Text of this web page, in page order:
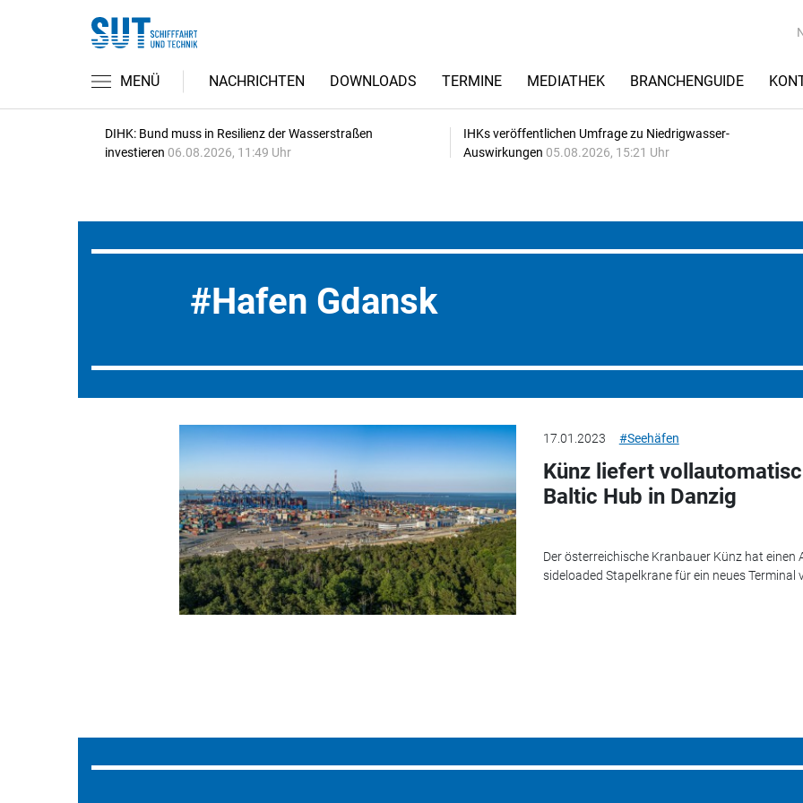
MENÜ NACHRICHTEN DOWNLOADS TERMINE MEDIATHEK BRANCHENGUIDE
DIHK: Bund muss in Resilienz der Wasserstraßen
investieren 06.08.2026, 11:49 Uhr
IHKs veröffentlichen Umfrage zu Niedrigwasser-
Auswirkungen 05.08.2026, 15:21 Uhr
Hafen Gdansk
17.01.2023 #Seehäfen
Künz liefert
Baltic Hub in Danzig
Der österreichische Kranbauer Künz hat
sideloaded Stapelkrane für ein neues Terminal